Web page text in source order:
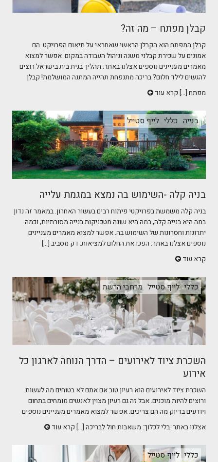
קבלן מפתח – מה זה?
קבלן המפתח הוא הקבלן הראשי שאחראי על תיאום הפרויקט. הם
אמונים על שכירת קבלני משנה וניהול העבודה במקום. אפשר למצוא
מאמרים מעניינים נוספים אצלנו באתר: תהליך בנית בית בישראל רוצים
להגשים לילד חלום? בריכה מתנפחת תהייה המתנה המושלמת! קבלן
מפתח [...] קרא עוד
בנייה כללי לייף סטייל
בניה קלה -השימוש בה נמצא במגמת עלייה
בניה קלה משמשת בפרויקטי פיתוח רבים בעשור האחרון. במאמר זה נדון
במה היא בנייה קלה, במה היא שונה מטכניקות בנייה מסורתיות, וכמה
יתרונות וחסרונות של השימוש בה. אפשר למצוא מאמרים מעניינים
נוספים אצלנו באתר: הפכו את החלום למציאות: דק מסביב [...]
קרא עוד
כללי לייף סטייל מרחבי הרשת
השכרת ציוד לאירועים – הדרך הנוחה לארגון כל
אירוע
השכרת ציוד לאירועים הוא רעיון טוב אם אתם לא בטוחים מה לעשות
ורוצים להיות מוכנים. אבל זה גם רעיון מצוין לאנשים מומחים בתחום
ויודעים בדיוק מה הם צריכים. אפשר למצוא מאמרים מעניינים נוספים
אצלנו באתר: בלי לכלוך: משאבות חול לבריכה [...] קרא עוד
כללי לייף סטייל